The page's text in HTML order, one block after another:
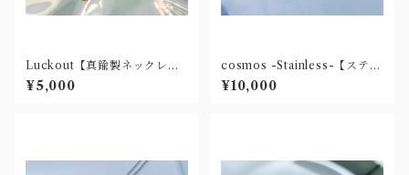
Luckout【真鍮製ネックレ
ス】
¥5,000
cosmos -Stainless-【ステン
レス製ネックレス】
¥10,000